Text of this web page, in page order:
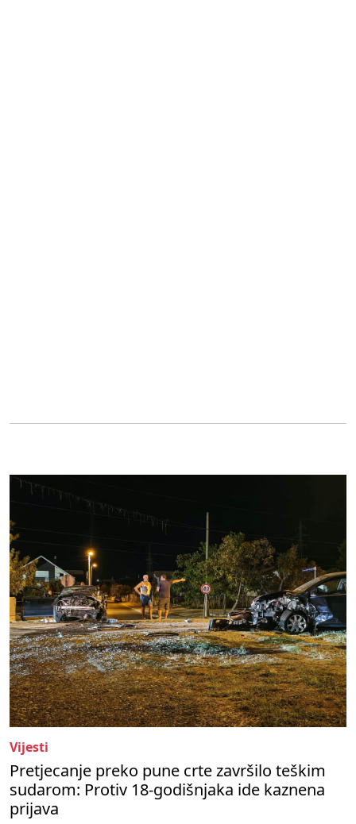
Vijesti
Pretjecanje preko pune crte završilo teškim
sudarom: Protiv 18-godišnjaka ide kaznena
prijava